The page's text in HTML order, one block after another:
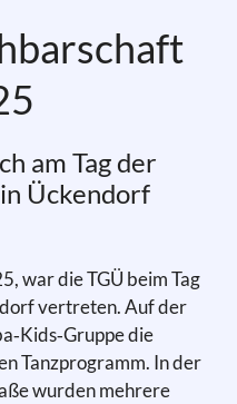
am Tag der
Ückendorf
war die TGÜ beim Tag
vertreten. Auf der
die
Tanzprogramm. In der
wurden mehrere